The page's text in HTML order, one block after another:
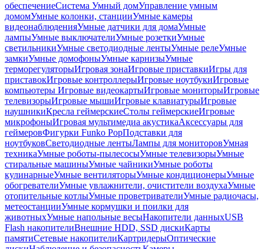
обеспечениеСистема Умный домУправление умным
домомУмные колонки, станцииУмные камеры
видеонаблюденияУмные датчики для домаУмные
лампыУмные выключателиУмные розеткиУмные
светильникиУмные светодиодные лентыУмные релеУмные
замкиУмные домофоныУмные карнизыУмные
терморегуляторыИгровая зонаИгровые приставкиИгры для
приставокИгровые контроллерыИгровые ноутбукиИгровые
компьютеры Игровые видеокартыИгровые мониторыИгровые
телевизорыИгровые мышиИгровые клавиатурыИгровые
наушникиКресла геймерскиеСтолы геймерскиеИгровые
микрофоныИгровая мультимедиа акустикаАксессуары для
геймеровФигурки Funko PopПодставки для
ноутбуковСветодиодные лентыЛампы для мониторовУмная
техникаУмные роботы-пылесосыУмные телевизорыУмные
стиральные машиныУмные чайникиУмные роботы
кулинарныеУмные вентиляторыУмные кондиционерыУмные
обогревателиУмные увлажнители, очистители воздухаУмные
отопительные котлыУмные проветривателиУмные радиочасы,
метеостанцииУмные кормушки и поилки для
животныхУмные напольные весыНакопители данныхUSB
Flash накопителиВнешние HDD, SSD дискиКарты
памятиСетевые накопителиКартридерыОптические